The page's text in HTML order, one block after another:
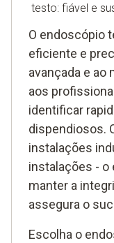
testo: fiável e
O endoscópio
eficiente e
avançada e
aos
identificar
dispendiosos.
instalações
instalações - o
manter a
assegura o
Escolha o